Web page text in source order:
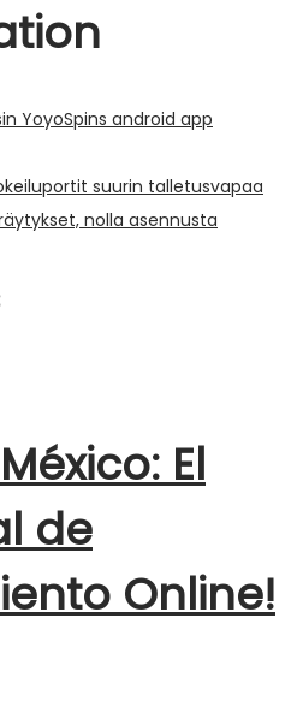
YoyoSpins android app
suurin talletusvapaa
nolla asennusta
El
de
Online!